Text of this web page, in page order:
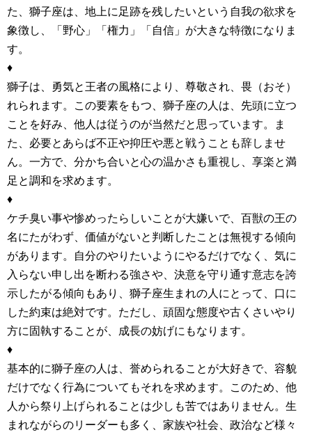
た、獅子座は、地上に足跡を残したいという自我の欲求を
象徴し、「野心」「権力」「自信」が大きな特徴になりま
す。
♦
獅子は、勇気と王者の風格により、尊敬され、畏（おそ）
れられます。この要素をもつ、獅子座の人は、先頭に立つ
ことを好み、他人は従うのが当然だと思っています。ま
た、必要とあらば不正や抑圧や悪と戦うことも辞しませ
ん。一方で、分かち合いと心の温かさも重視し、享楽と満
足と調和を求めます。
♦
ケチ臭い事や惨めったらしいことが大嫌いで、百獣の王の
名にたがわず、価値がないと判断したことは無視する傾向
があります。自分のやりたいようにやるだけでなく、気に
入らない申し出を断わる強さや、決意を守り通す意志を誇
示したがる傾向もあり、獅子座生まれの人にとって、口に
した約束は絶対です。ただし、頑固な態度や古くさいやり
方に固執することが、成長の妨げにもなります。
♦
基本的に獅子座の人は、誉められることが大好きで、容貌
だけでなく行為についてもそれを求めます。このため、他
人から祭り上げられることは少しも苦ではありません。生
まれながらのリーダーも多く、家族や社会、政治など様々